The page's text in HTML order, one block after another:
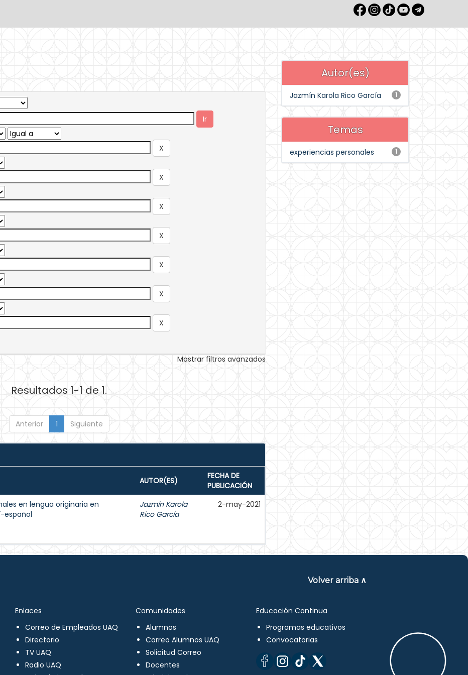
Mostrar filtros avanzados
Resultados 1-1 de 1.
Anterior 1 Siguiente
AUTOR(ES)
FECHA DE
PUBLICACIÓN
en lengua originaria en
español
Jazmín Karola
Rico García
2-may-2021
Autor(es)
1
Jazmín Karola Rico García
Temas
1
experiencias personales
Volver arriba ∧
Enlaces
Correo de Empleados UAQ
Directorio
TV UAQ
Radio UAQ
Comunidades
Alumnos
Correo Alumnos UAQ
Solicitud Correo
Docentes
Educación Continua
Programas educativos
Convocatorias